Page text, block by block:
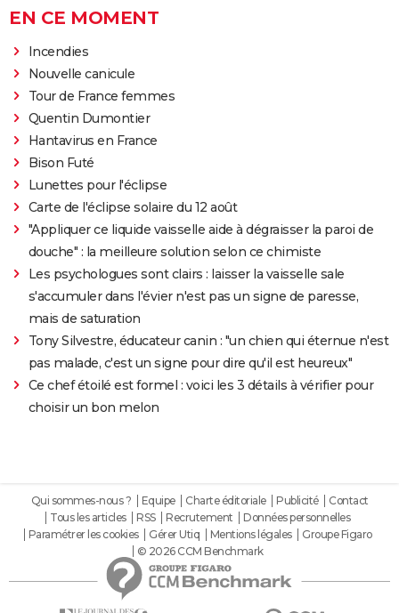
EN CE MOMENT
Incendies
Nouvelle canicule
Tour de France femmes
Quentin Dumontier
Hantavirus en France
Bison Futé
Lunettes pour l'éclipse
Carte de l'éclipse solaire du 12 août
"Appliquer ce liquide vaisselle aide à dégraisser la paroi de
douche" : la meilleure solution selon ce chimiste
Les psychologues sont clairs : laisser la vaisselle sale
s'accumuler dans l'évier n'est pas un signe de paresse,
mais de saturation
Tony Silvestre, éducateur canin : "un chien qui éternue n'est
pas malade, c'est un signe pour dire qu'il est heureux"
Ce chef étoilé est formel : voici les 3 détails à vérifier pour
choisir un bon melon
Qui sommes-nous ? Equipe Charte éditoriale Publicité
Contact
Tous les articles
RSS Recrutement
Données personnelles
Paramétrer les cookies
Gérer Utiq Mentions légales
Groupe Figaro
© 2026 CCM Benchmark